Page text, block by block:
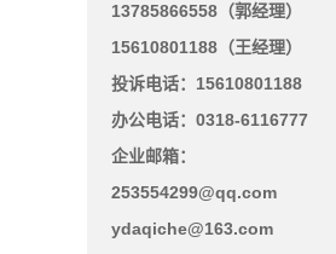
13785866558（郭经理）
15610801188（王经理）
投诉电话：15610801188
办公电话：0318-6116777
企业邮箱：
253554299@qq.com
ydaqiche@163.com